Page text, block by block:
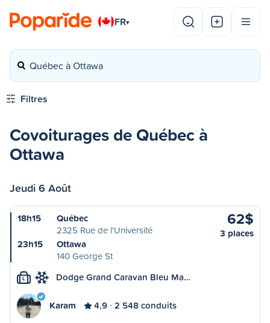
FR▾
Québec à Ottawa
Filtres
Covoiturages de Québec à
Ottawa
Jeudi 6 Août
18h15
Québec
2325 Rue de l'Université
23h15
Ottawa
140 George St
62$
3 places
L Dodge Grand Caravan Bleu Ma…
Karam 4,9 2 548 conduits